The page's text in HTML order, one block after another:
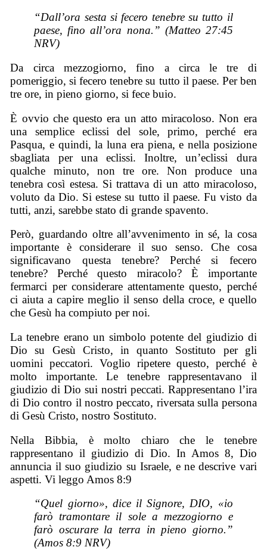
“Dall’ora sesta si fecero tenebre su tutto il
paese, fino all’ora nona.” (Matteo 27:45
NRV)
Da circa mezzogiorno, fino a circa le tre di
pomeriggio, si fecero tenebre su tutto il paese. Per ben
tre ore, in pieno giorno, si fece buio.
È ovvio che questo era un atto miracoloso. Non era
una semplice eclissi del sole, primo, perché era
Pasqua, e quindi, la luna era piena, e nella posizione
sbagliata per una eclissi. Inoltre, un’eclissi dura
qualche minuto, non tre ore. Non produce una
tenebra così estesa. Si trattava di un atto miracoloso,
voluto da Dio. Si estese su tutto il paese. Fu visto da
tutti, anzi, sarebbe stato di grande spavento.
Però, guardando oltre all’avvenimento in sé, la cosa
importante è considerare il suo senso. Che cosa
significavano questa tenebre? Perché si fecero
tenebre? Perché questo miracolo? È importante
fermarci per considerare attentamente questo, perché
ci aiuta a capire meglio il senso della croce, e quello
che Gesù ha compiuto per noi.
La tenebre erano un simbolo potente del giudizio di
Dio su Gesù Cristo, in quanto Sostituto per gli
uomini peccatori. Voglio ripetere questo, perché è
molto importante. Le tenebre rappresentavano il
giudizio di Dio sui nostri peccati. Rappresentano l’ira
di Dio contro il nostro peccato, riversata sulla persona
di Gesù Cristo, nostro Sostituto.
Nella Bibbia, è molto chiaro che le tenebre
rappresentano il giudizio di Dio. In Amos 8, Dio
annuncia il suo giudizio su Israele, e ne descrive vari
aspetti. Vi leggo Amos 8:9
“Quel giorno», dice il Signore, DIO, «io
farò tramontare il sole a mezzogiorno e
farò oscurare la terra in pieno giorno.”
(Amos 8:9 NRV)